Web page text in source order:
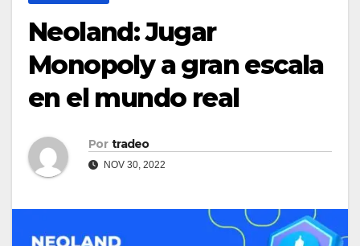
Neoland: Jugar
Monopoly a gran escala
en el mundo real
Por tradeo
NOV 30, 2022